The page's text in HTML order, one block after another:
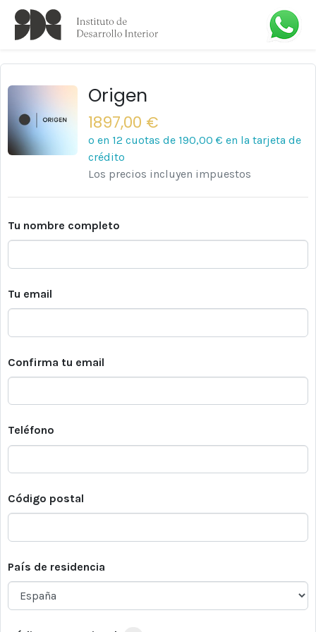
Origen
1897,00 €
o en 12 cuotas de 190,00 € en la tarjeta de
crédito
Los precios incluyen impuestos
Tu nombre completo
Tu email
Confirma tu email
Teléfono
Código postal
País de residencia